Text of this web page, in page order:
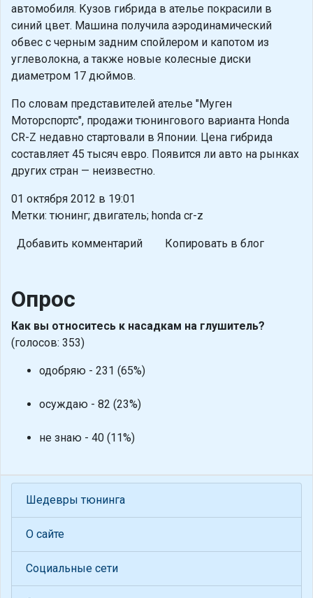
автомобиля. Кузов гибрида в ателье покрасили в
синий цвет. Машина получила аэродинамический
обвес с черным задним спойлером и капотом из
углеволокна, а также новые колесные диски
диаметром 17 дюймов.
По словам представителей ателье "Муген
Моторспортс", продажи тюнингового варианта Honda
CR-Z недавно стартовали в Японии. Цена гибрида
составляет 45 тысяч евро. Появится ли авто на рынках
других стран — неизвестно.
01 октября 2012 в 19:01
Метки: тюнинг; двигатель; honda cr-z
Добавить комментарий Копировать в блог
Опрос
Как вы относитесь к насадкам на глушитель?
(голосов: 353)
одобряю - 231 (65%)
осуждаю - 82 (23%)
не знаю - 40 (11%)
Шедевры тюнинга
О сайте
Социальные сети